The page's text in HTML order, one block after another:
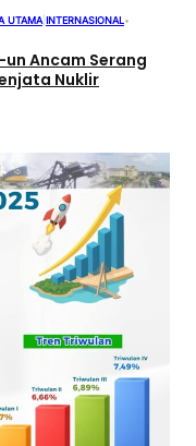
UTAMA INTERNASIONAL•
Ancam Serang
Nuklir